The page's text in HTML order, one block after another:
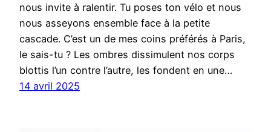
nous invite à ralentir. Tu poses ton vélo et nous
nous asseyons ensemble face à la petite
cascade. C’est un de mes coins préférés à Paris,
le sais-tu ? Les ombres dissimulent nos corps
blottis l’un contre l’autre, les fondent en une…
14 avril 2025